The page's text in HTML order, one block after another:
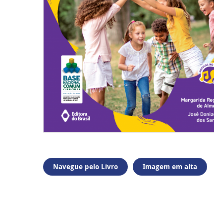
Navegue pelo Livro Imagem em alta